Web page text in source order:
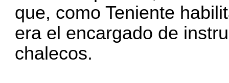
que, como Teniente
era el encargado de
chalecos.